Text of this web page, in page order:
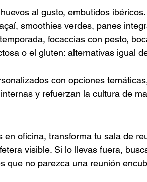
al gusto, embutidos ibéricos.
smoothies verdes, panes
focaccias con pesto,
o el gluten: alternativas igual
con opciones
y refuerzan la cultura de
oficina, transforma tu sala de
visible. Si lo llevas fuera,
que no parezca una reunión